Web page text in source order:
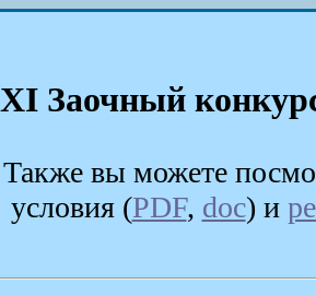
XI Заочный
Также вы можете
условия (PDF, doc) и